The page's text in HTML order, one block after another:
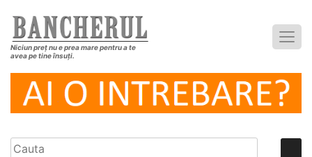
Niciun preț nu e prea mare pentru a te
avea pe tine însuți.